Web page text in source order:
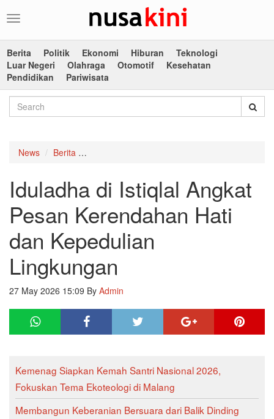
Toggle
Berita
Politik Ekonomi Hiburan
Teknologi
Luar Negeri
Olahraga Otomotif
Kesehatan
Pendidikan
Pariwisata
News Berita
Iduladha di Istiqlal Angkat
Pesan Kerendahan Hati
dan Kepedulian
Lingkungan
27 May 2026 15:09 By Admin
Kemenag Siapkan Kemah Santri Nasional 2026,
Fokuskan Tema Ekoteologi di Malang
Membangun Keberanian Bersuara dari Balik Dinding